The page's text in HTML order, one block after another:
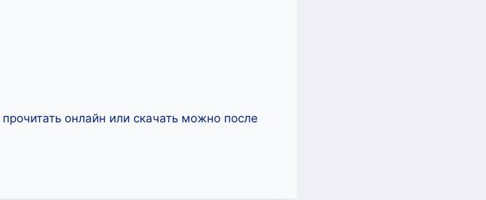
онлайн или скачать можно после